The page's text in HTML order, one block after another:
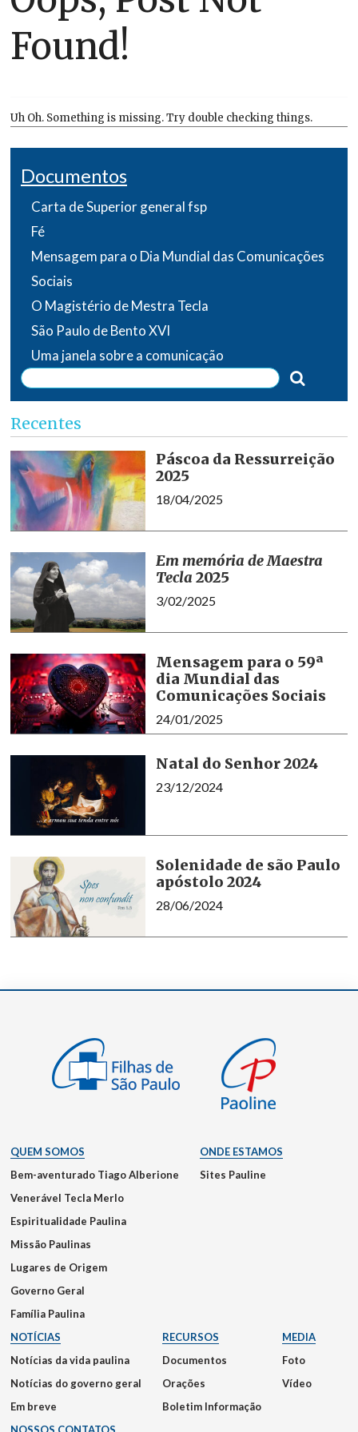
Found!
Uh Oh. Something is missing. Try double checking things.
Documentos
Carta de Superior general fsp
Fé
Mensagem para o Dia Mundial das Comunicações
Sociais
O Magistério de Mestra Tecla
São Paulo de Bento XVI
Uma janela sobre a comunicação
Recentes
Páscoa da Ressurreição
2025
18/04/2025
Em memória de Maestra
Tecla 2025
3/02/2025
Mensagem para o 59ª
dia Mundial das
Comunicações Sociais
24/01/2025
Natal do Senhor 2024
23/12/2024
Solenidade de são Paulo
apóstolo 2024
28/06/2024
QUEM SOMOS
Bem-aventurado Tiago Alberione
Venerável Tecla Merlo
Espiritualidade Paulina
Missão Paulinas
Lugares de Origem
Governo Geral
Família Paulina
ONDE ESTAMOS
Sites Pauline
NOTÍCIAS
Notícias da vida paulina
Notícias do governo geral
Em breve
RECURSOS
Documentos
Orações
Boletim Informação
MEDIA
Foto
Vídeo